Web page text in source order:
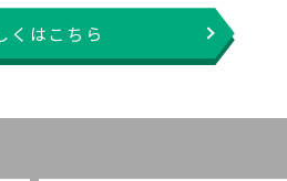
くはこちら